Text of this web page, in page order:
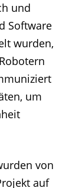
und
Software
wurden,
um
von
auf